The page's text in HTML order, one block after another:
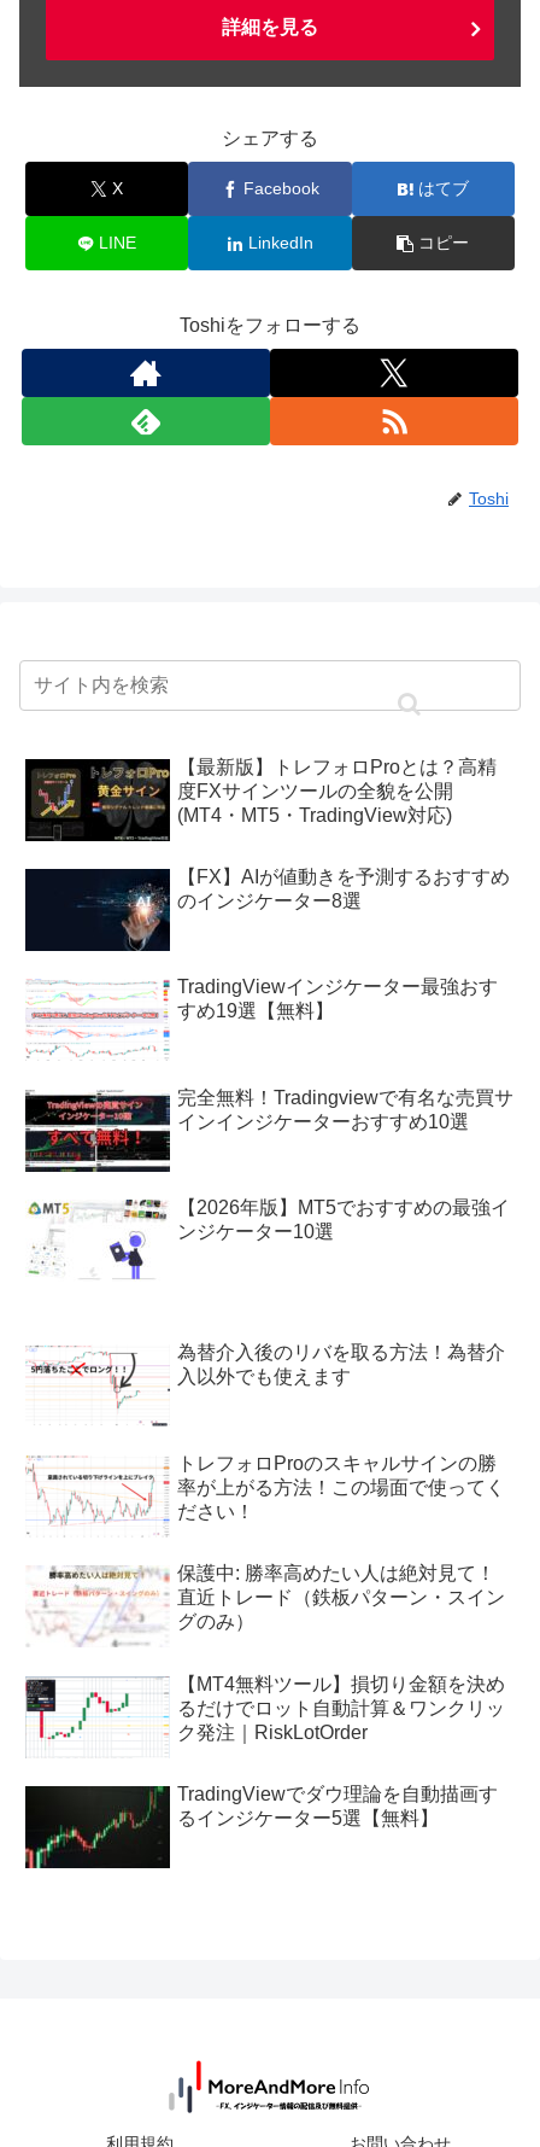
詳細を見る
シェアする
X Facebook はてブ
LINE LinkedIn コピー
Toshiをフォローする
Toshi
【最新版】トレフォロProとは？高精
度FXサインツールの全貌を公開
(MT4・MT5・TradingView対応)
【FX】AIが値動きを予測するおすすめ
のインジケーター8選
TradingViewインジケーター最強おす
すめ19選【無料】
完全無料！Tradingviewで有名な売買サ
インインジケーターおすすめ10選
【2026年版】MT5でおすすめの最強イ
ンジケーター10選
為替介入後のリバを取る方法！為替介
入以外でも使えます
トレフォロProのスキャルサインの勝
率が上がる方法！この場面で使ってく
ださい！
保護中: 勝率高めたい人は絶対見て！
直近トレード（鉄板パターン・スイン
グのみ）
【MT4無料ツール】損切り金額を決め
るだけでロット自動計算＆ワンクリッ
ク発注｜RiskLotOrder
TradingViewでダウ理論を自動描画す
るインジケーター5選【無料】